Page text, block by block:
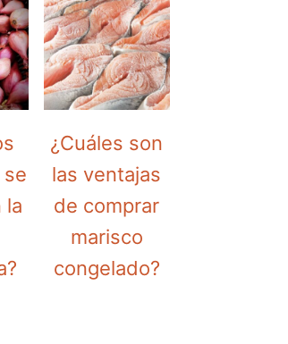
la
¿Cuáles son
las ventajas
de comprar
marisco
congelado?